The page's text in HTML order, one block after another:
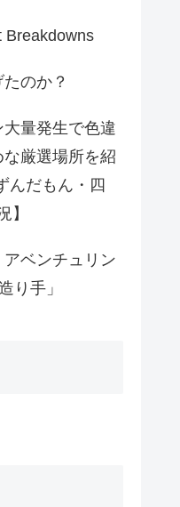
Breakdowns
のか？
量発生で色違
厳選場所を紹
んだもん・四
】
アベンチュリン
り手」